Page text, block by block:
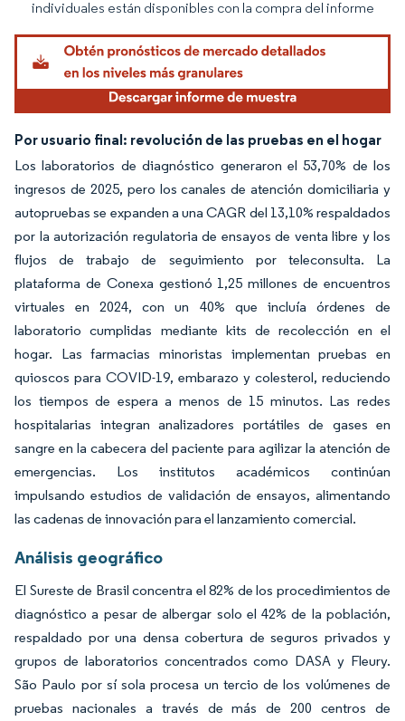
individuales están disponibles con la compra del informe
Por usuario final: revolución de las pruebas en el hogar
Los laboratorios de diagnóstico generaron el 53,70% de los
ingresos de 2025, pero los canales de atención domiciliaria y
autopruebas se expanden a una CAGR del 13,10% respaldados
por la autorización regulatoria de ensayos de venta libre y los
flujos de trabajo de seguimiento por teleconsulta. La
plataforma de Conexa gestionó 1,25 millones de encuentros
virtuales en 2024, con un 40% que incluía órdenes de
laboratorio cumplidas mediante kits de recolección en el
hogar. Las farmacias minoristas implementan pruebas en
quioscos para COVID-19, embarazo y colesterol, reduciendo
los tiempos de espera a menos de 15 minutos. Las redes
hospitalarias integran analizadores portátiles de gases en
sangre en la cabecera del paciente para agilizar la atención de
emergencias. Los institutos académicos continúan
impulsando estudios de validación de ensayos, alimentando
las cadenas de innovación para el lanzamiento comercial.
Análisis geográfico
El Sureste de Brasil concentra el 82% de los procedimientos de
diagnóstico a pesar de albergar solo el 42% de la población,
respaldado por una densa cobertura de seguros privados y
grupos de laboratorios concentrados como DASA y Fleury.
São Paulo por sí sola procesa un tercio de los volúmenes de
pruebas nacionales a través de más de 200 centros de